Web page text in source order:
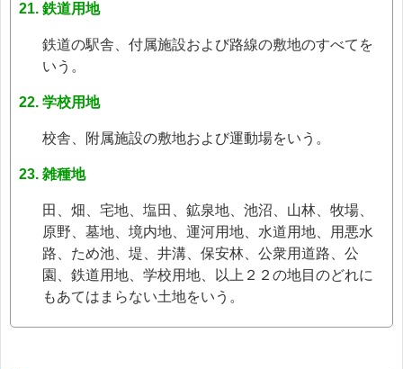
鉄道用地
鉄道の駅舎、付属施設および路線の敷地のすべてを
いう。
学校用地
校舎、附属施設の敷地および運動場をいう。
雑種地
田、畑、宅地、塩田、鉱泉地、池沼、山林、牧場、
原野、墓地、境内地、運河用地、水道用地、用悪水
路、ため池、堤、井溝、保安林、公衆用道路、公
園、鉄道用地、学校用地、以上２２の地目のどれに
もあてはまらない土地をいう。